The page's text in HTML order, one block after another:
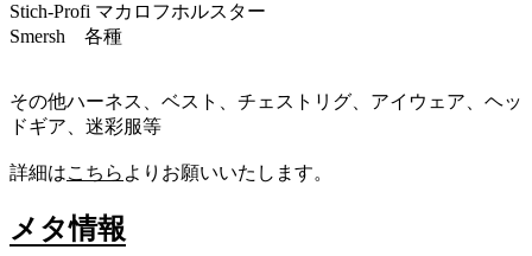
Stich-Profi マカロフホルスター
Smersh 各種
その他ハーネス、ベスト、チェストリグ、アイウェア、ヘッ
ドギア、迷彩服等
詳細はこちら よりお願いいたします。
メタ情報